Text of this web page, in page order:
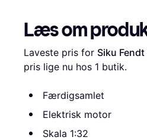
Læs om
Laveste pris for Siku
pris lige nu hos 1 butik.
Færdigsamlet
Elektrisk motor
Skala 1:32